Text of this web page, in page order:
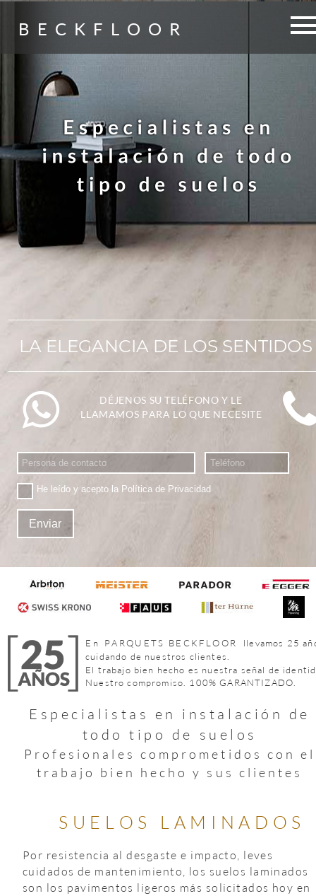
LA ELEGANCIA DE LOS SENTIDOS
He leído y acepto la Política de Privacidad
Enviar
DÉJENOS SU TELÉFONO Y LE
LLAMAMOS PARA LO QUE NECESITE
En PARQUETS BECKFLOOR
llevamos 25
cuidando de nuestros clientes.
El trabajo bien hecho es nuestra señal de
Nuestro compromiso. 100% GARANTIZADO.
Especialistas en instalación de
todo tipo de suelos
Profesionales comprometidos con
trabajo bien hecho y sus clientes
BECKFLOOR
Por resistencia al desgaste e impacto, leves
cuidados de mantenimiento, los suelos laminados
son los pavimentos ligeros más solicitados hoy en
SUELOS LAMINADOS